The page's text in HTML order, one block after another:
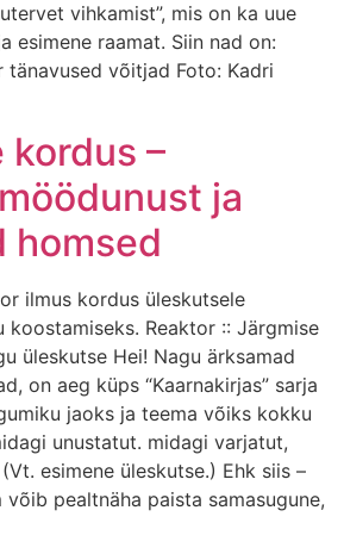
vihkamist”, mis on ka uue
esimene raamat. Siin nad on:
tänavused võitjad Foto: Kadri
–
ja
homsed
ilmus kordus üleskutsele
koostamiseks. Reaktor :: Järgmise
üleskutse Hei! Nagu ärksamad
on aeg küps “Kaarnakirjas” sarja
jaoks ja teema võiks kokku
unustatut. midagi varjatut,
esimene üleskutse.) Ehk siis –
võib pealtnäha paista samasugune,